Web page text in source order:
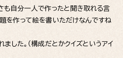
さも自分一人で作ったと聞き取れる言
を作って絵を書いただけなんですね
した。（構成だとかクイズというアイ